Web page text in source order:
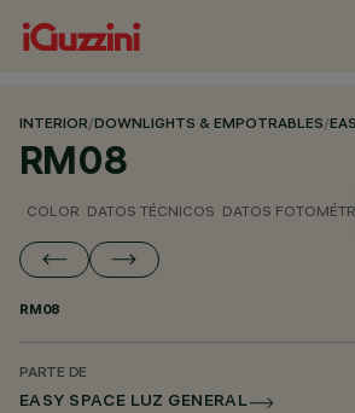
INTERIOR/DOWNLIGHTS & EMPOTRABLES/
RM08
COLOR DATOS TÉCNICOS DATOS
RM08
PARTE DE
EASY SPACE LUZ GENERAL